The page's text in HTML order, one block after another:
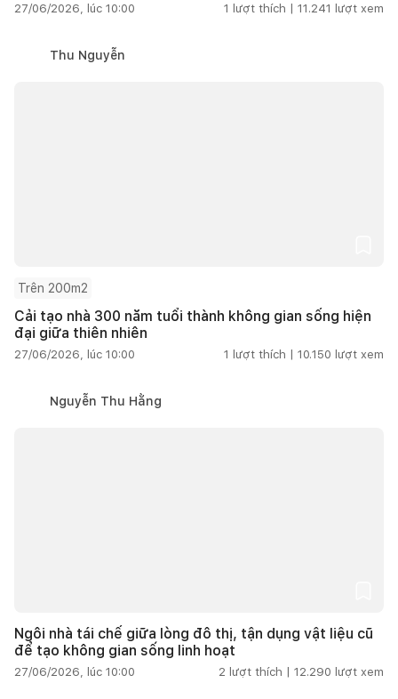
27/06/2026, lúc 10:00 1 lượt thích | 11.241 lượt xem
Thu Nguyễn
Trên 200m2
Cải tạo nhà 300 năm tuổi thành không gian sống hiện
đại giữa thiên nhiên
27/06/2026, lúc 10:00 1 lượt thích | 10.150 lượt xem
Nguyễn Thu Hằng
Ngôi nhà tái chế giữa lòng đô thị, tận dụng vật liệu cũ
để tạo không gian sống linh hoạt
27/06/2026, lúc 10:00 2 lượt thích | 12.290 lượt xem